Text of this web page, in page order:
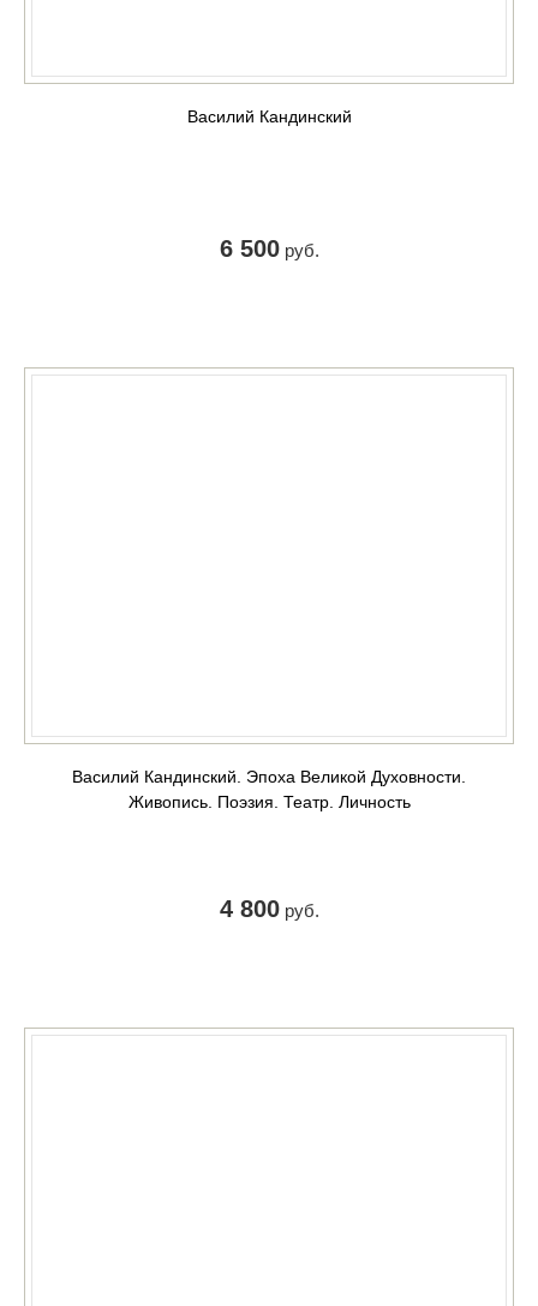
Василий Кандинский
6 500руб.
Василий Кандинский. Эпоха Великой Духовности.
Живопись. Поэзия. Театр. Личность
4 800руб.